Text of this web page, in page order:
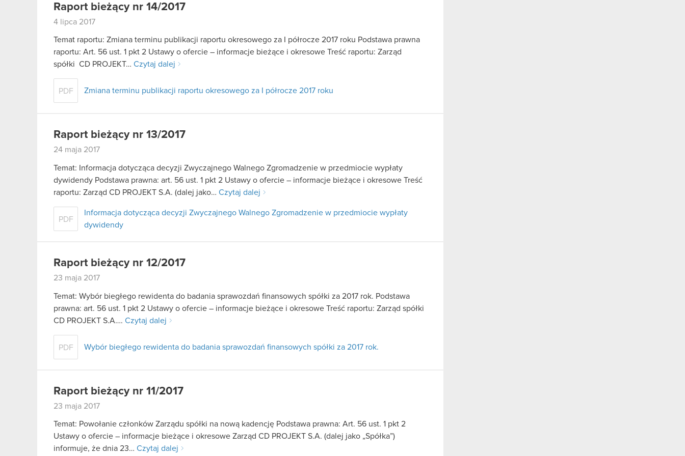
Raport bieżący nr 14/2017
4 lipca 2017
Temat raportu: Zmiana terminu publikacji raportu okresowego za I półrocze 2017 roku Podstawa prawna
raportu: Art. 56 ust. 1 pkt 2 Ustawy o ofercie – informacje bieżące i okresowe Treść raportu: Zarząd
spółki CD PROJEKT… Czytaj dalej
PDF Zmiana terminu publikacji raportu okresowego za I półrocze 2017 roku
Raport bieżący nr 13/2017
24 maja 2017
Temat: Informacja dotycząca decyzji Zwyczajnego Walnego Zgromadzenie w przedmiocie wypłaty
dywidendy Podstawa prawna: art. 56 ust. 1 pkt 2 Ustawy o ofercie – informacje bieżące i okresowe Treść
raportu: Zarząd CD PROJEKT S.A. (dalej jako… Czytaj dalej
PDF
Informacja dotycząca decyzji Zwyczajnego Walnego Zgromadzenie w przedmiocie wypłaty
dywidendy
Raport bieżący nr 12/2017
23 maja 2017
Temat: Wybór biegłego rewidenta do badania sprawozdań finansowych spółki za 2017 rok. Podstawa
prawna: art. 56 ust. 1 pkt 2 Ustawy o ofercie – informacje bieżące i okresowe Treść raportu: Zarząd spółki
CD PROJEKT S.A…. Czytaj dalej
PDF Wybór biegłego rewidenta do badania sprawozdań finansowych spółki za 2017 rok.
Raport bieżący nr 11/2017
23 maja 2017
Temat: Powołanie członków Zarządu spółki na nową kadencję Podstawa prawna: Art. 56 ust. 1 pkt 2
Ustawy o ofercie – informacje bieżące i okresowe Zarząd CD PROJEKT S.A. (dalej jako „Spółka”)
informuje, że dnia 23… Czytaj dalej